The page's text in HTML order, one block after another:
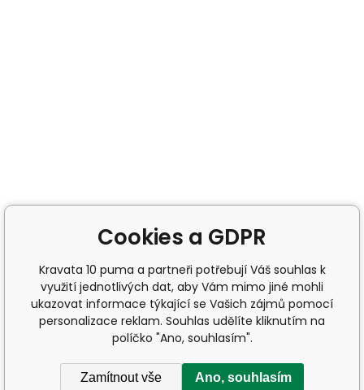
Cookies a GDPR
Kravata 10 puma a partneři potřebují Váš souhlas k
využití jednotlivých dat, aby Vám mimo jiné mohli
ukazovat informace týkající se Vašich zájmů pomocí
personalizace reklam. Souhlas udělíte kliknutím na
políčko "Ano, souhlasím".
Zamítnout vše Ano, souhlasím